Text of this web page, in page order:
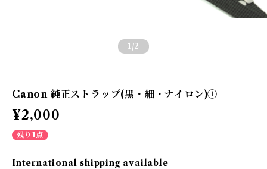
1 /2
Canon 純正ストラップ(黒・細・ナイロン)①
¥2,000
残り1点
International shipping available